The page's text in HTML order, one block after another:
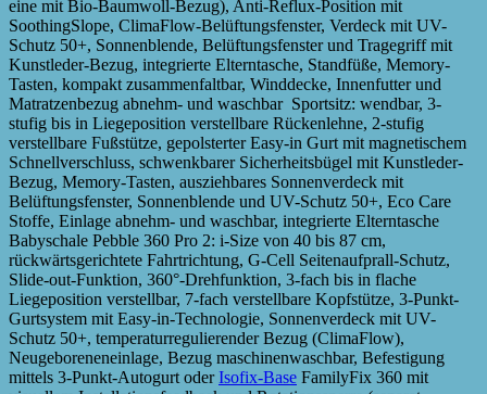
eine mit Bio-Baumwoll-Bezug), Anti-Reflux-Position mit
SoothingSlope, ClimaFlow-Belüftungsfenster, Verdeck mit UV-
Schutz 50+, Sonnenblende, Belüftungsfenster und Tragegriff mit
Kunstleder-Bezug, integrierte Elterntasche, Standfüße, Memory-
Tasten, kompakt zusammenfaltbar, Winddecke, Innenfutter und
Matratzenbezug abnehm- und waschbar Sportsitz: wendbar, 3-
stufig bis in Liegeposition verstellbare Rückenlehne, 2-stufig
verstellbare Fußstütze, gepolsterter Easy-in Gurt mit magnetischem
Schnellverschluss, schwenkbarer Sicherheitsbügel mit Kunstleder-
Bezug, Memory-Tasten, ausziehbares Sonnenverdeck mit
Belüftungsfenster, Sonnenblende und UV-Schutz 50+, Eco Care
Stoffe, Einlage abnehm- und waschbar, integrierte Elterntasche
Babyschale Pebble 360 Pro 2: i-Size von 40 bis 87 cm,
rückwärtsgerichtete Fahrtrichtung, G-Cell Seitenaufprall-Schutz,
Slide-out-Funktion, 360°-Drehfunktion, 3-fach bis in flache
Liegeposition verstellbar, 7-fach verstellbare Kopfstütze, 3-Punkt-
Gurtsystem mit Easy-in-Technologie, Sonnenverdeck mit UV-
Schutz 50+, temperaturregulierender Bezug (ClimaFlow),
Neugeboreneneinlage, Bezug maschinenwaschbar, Befestigung
mittels 3-Punkt-Autogurt oderIsofix-Base FamilyFix 360 mit